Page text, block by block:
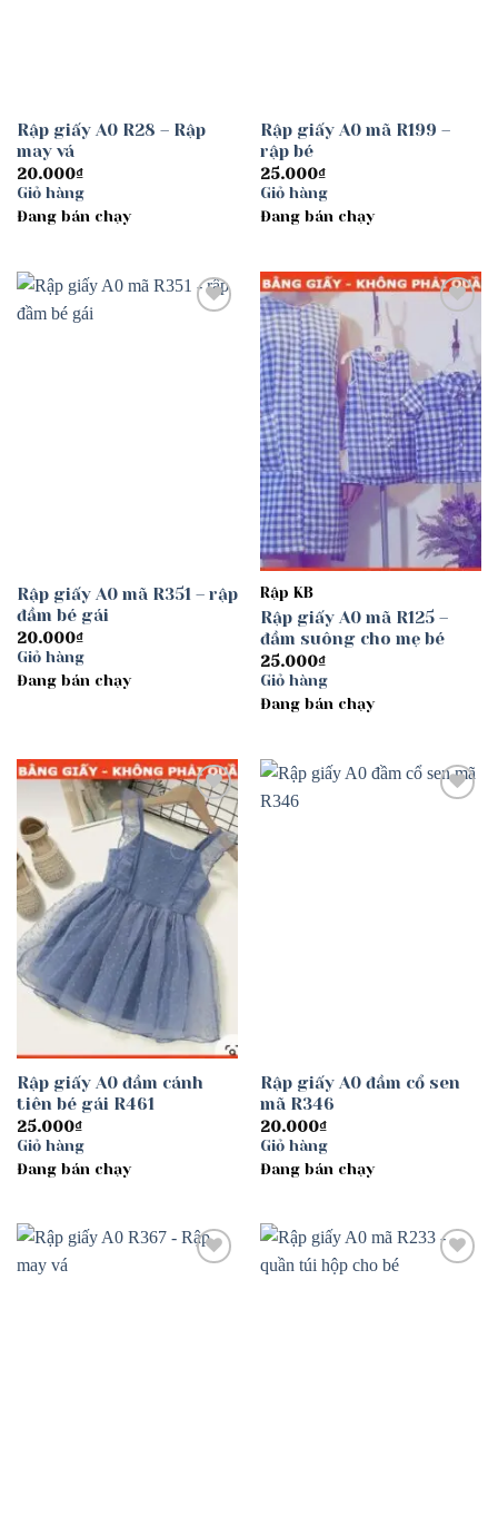
Rập giấy A0 R28 – Rập
may vá
20.000₫
Giỏ hàng
Đang bán chạy
Rập giấy A0 mã R199 –
rập bé
25.000₫
Giỏ hàng
Đang bán chạy
Rập giấy A0 mã R351 – rập
đầm bé gái
20.000₫
Giỏ hàng
Đang bán chạy
Add to
wishlist
Rập KB
Rập giấy A0 mã R125 –
đầm suông cho mẹ bé
25.000₫
Giỏ hàng
Đang bán chạy
Add to
wishlist
Rập giấy A0 đầm cánh
tiên bé gái R461
25.000₫
Giỏ hàng
Đang bán chạy
Rập giấy A0 đầm cổ sen
mã R346
20.000₫
Giỏ hàng
Đang bán chạy